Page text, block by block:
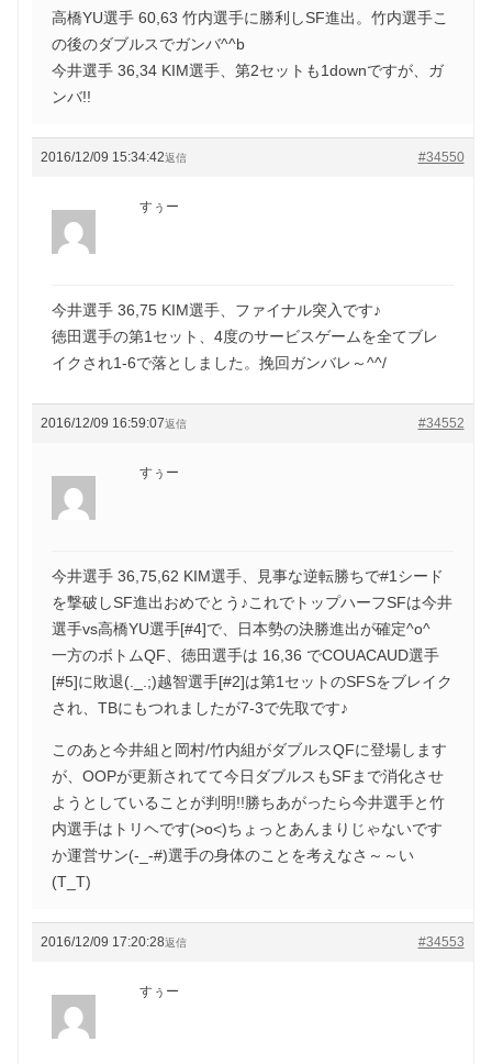
高橋YU選手 60,63 竹内選手に勝利しSF進出。竹内選手こ
の後のダブルスでガンバ^^b
今井選手 36,34 KIM選手、第2セットも1downですが、ガ
ンバ!!
2016/12/09 15:34:42 #34550
返信
すぅー
今井選手 36,75 KIM選手、ファイナル突入です♪
徳田選手の第1セット、4度のサービスゲームを全てブレ
イクされ1-6で落としました。挽回ガンバレ～^^/
2016/12/09 16:59:07 #34552
返信
すぅー
今井選手 36,75,62 KIM選手、見事な逆転勝ちで#1シード
を撃破しSF進出おめでとう♪これでトップハーフSFは今井
選手vs高橋YU選手[#4]で、日本勢の決勝進出が確定^o^
一方のボトムQF、徳田選手は 16,36 でCOUACAUD選手
[#5]に敗退(._.;)越智選手[#2]は第1セットのSFSをブレイク
され、TBにもつれましたが7-3で先取です♪
このあと今井組と岡村/竹内組がダブルスQFに登場します
が、OOPが更新されてて今日ダブルスもSFまで消化させ
ようとしていることが判明!!勝ちあがったら今井選手と竹
内選手はトリヘです(>o<)ちょっとあんまりじゃないです
か運営サン(-_-#)選手の身体のことを考えなさ～～い
(T_T)
2016/12/09 17:20:28 #34553
返信
すぅー